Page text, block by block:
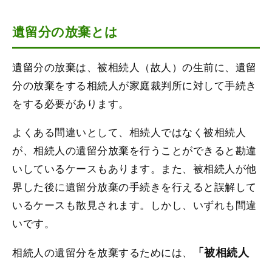
遺留分の放棄とは
遺留分の放棄は、被相続人（故人）の生前に、遺留
分の放棄をする相続人が家庭裁判所に対して手続き
をする必要があります。
よくある間違いとして、相続人ではなく被相続人
が、相続人の遺留分放棄を行うことができると勘違
いしているケースもあります。また、被相続人が他
界した後に遺留分放棄の手続きを行えると誤解して
いるケースも散見されます。しかし、いずれも間違
いです。
相続人の遺留分を放棄するためには、
「被相続人